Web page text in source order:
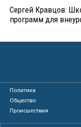
Сергей Кравцов:
программ для
Политика
Общество
Происшествия